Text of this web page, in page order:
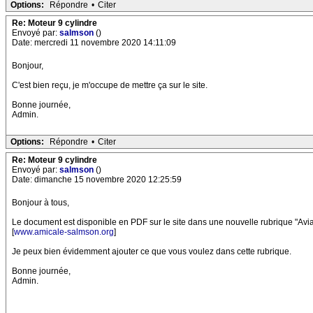
Options: Répondre • Citer
Re: Moteur 9 cylindre
Envoyé par: salmson ()
Date: mercredi 11 novembre 2020 14:11:09
Bonjour,
C'est bien reçu, je m'occupe de mettre ça sur le site.
Bonne journée,
Admin.
Options: Répondre • Citer
Re: Moteur 9 cylindre
Envoyé par: salmson ()
Date: dimanche 15 novembre 2020 12:25:59
Bonjour à tous,
Le document est disponible en PDF sur le site dans une nouvelle rubrique
[www.amicale-salmson.org]
Je peux bien évidemment ajouter ce que vous voulez dans cette rubrique.
Bonne journée,
Admin.